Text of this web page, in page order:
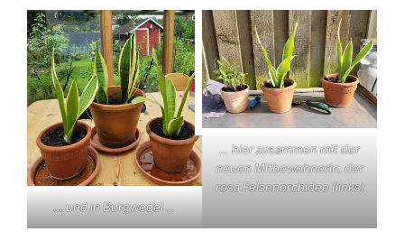
… und in Burgwedel …
… hier zusammen mit der
neuen Mitbewohnerin, der
rosa Felsenorchidee (links)